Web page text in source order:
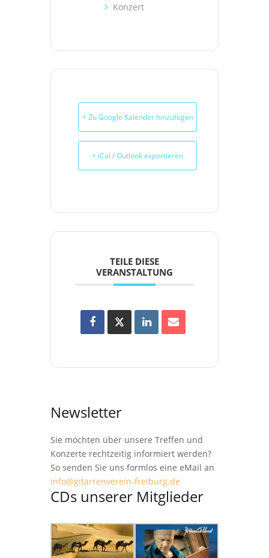
Konzert
+ Zu Google Kalender hinzufügen
+ iCal / Outlook exportieren
TEILE DIESE
VERANSTALTUNG
Newsletter
Sie möchten über unsere Treffen und
Konzerte rechtzeitig informiert werden?
So senden Sie uns formlos eine eMail an
info@gitarrenverein-freiburg.de
CDs unserer Mitglieder